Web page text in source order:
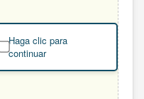
Haga clic para
continuar